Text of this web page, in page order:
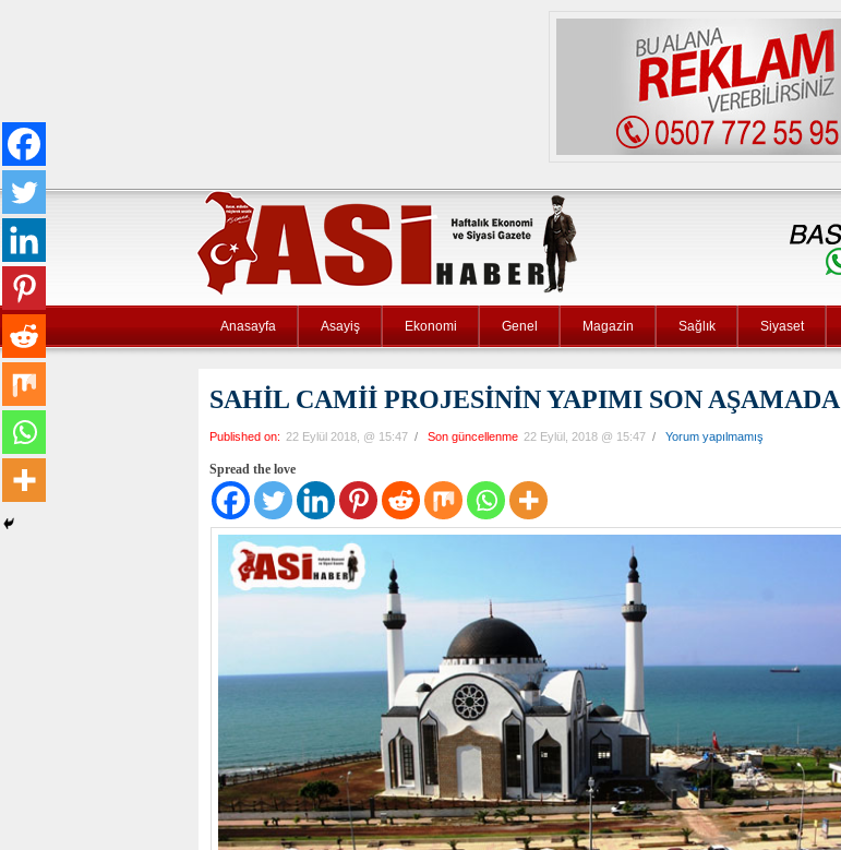
Anasayfa Asayiş Ekonomi Genel Magazin Sağlık Siyaset
SAHİL CAMİİ PROJESİNİN YAPIMI SON AŞAMADA
Published on: 22 Eylül 2018, @ 15:47 / Son güncellenme 22 Eylül, 2018 @ 15:47 / Yorum yapılmamış
Spread the love